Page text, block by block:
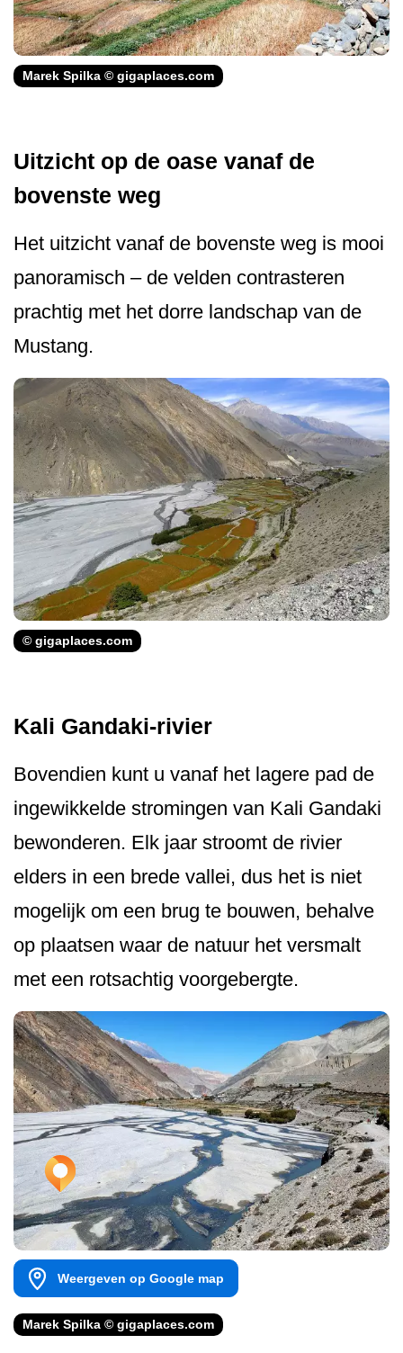
Marek Spilka © gigaplaces.com
Uitzicht op de oase vanaf de
bovenste weg
Het uitzicht vanaf de bovenste weg is mooi
panoramisch – de velden contrasteren
prachtig met het dorre landschap van de
Mustang.
© gigaplaces.com
Kali Gandaki-rivier
Bovendien kunt u vanaf het lagere pad de
ingewikkelde stromingen van Kali Gandaki
bewonderen. Elk jaar stroomt de rivier
elders in een brede vallei, dus het is niet
mogelijk om een brug te bouwen, behalve
op plaatsen waar de natuur het versmalt
met een rotsachtig voorgebergte.
Weergeven op Google map
Marek Spilka © gigaplaces.com